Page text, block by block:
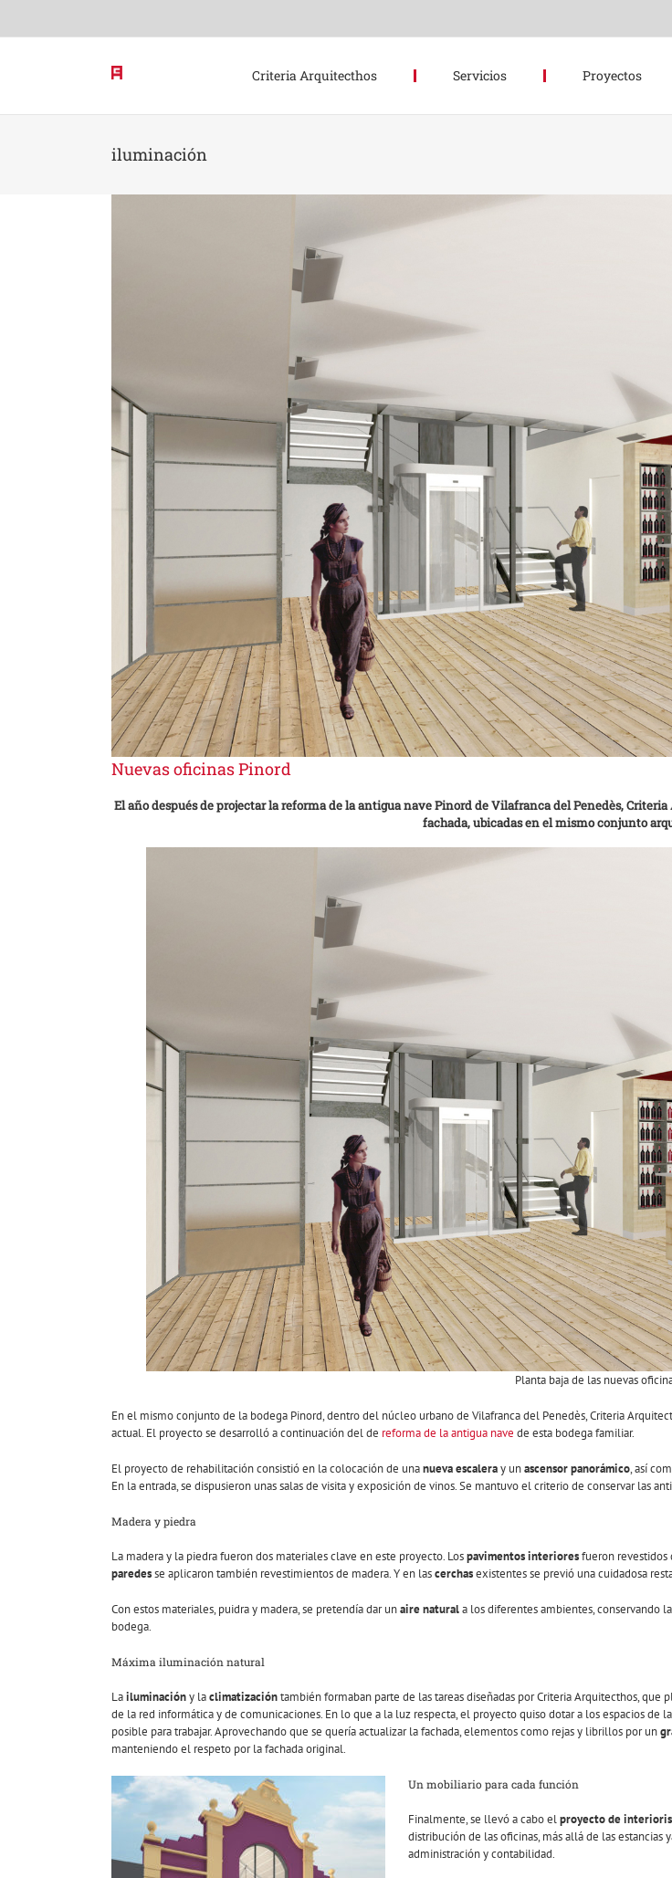
content
Criteria Arquitecthos Servicios Proyectos
iluminación
Nuevas oficinas Pinord
El año después de projectar la reforma de la antigua nave Pinord de Vilafranca del Penedès,
fachada, ubicadas en el mismo conjunto
Planta baja de las nuevas
En el mismo conjunto de la bodega Pinord, dentro del núcleo urbano de Vilafranca del Penedès, Criteria
actual. El proyecto se desarrolló a continuación del de reforma de la antigua nave de esta bodega familiar.
El proyecto de rehabilitación consistió en la colocación de unanueva escaleray unascensor panorámico, así
En la entrada, se dispusieron unas salas de visita y exposición de vinos. Se mantuvo el criterio de conservar las
Madera y piedra
La madera y la piedra fueron dos materiales clave en este proyecto. Lospavimentos interioresfueron revestidos
paredesse aplicaron también revestimientos de madera. Y en lascerchasexistentes se previó una cuidadosa
Con estos materiales, puidra y madera, se pretendía dar unaire naturala los diferentes ambientes, conservando
bodega.
Máxima iluminación natural
Lailuminacióny laclimatizacióntambién formaban parte de las tareas diseñadas por Criteria Arquitecthos, que
de la red informática y de comunicaciones. En lo que a la luz respecta, el proyecto quiso dotar a los espacios de
posible para trabajar. Aprovechando que se quería actualizar la fachada, elementos como rejas y librillos por un
manteniendo el respeto por la fachada original.
Un mobiliario para cada función
Finalmente, se llevó a cabo elproyecto de
distribución de las oficinas, más allá de las
administración y contabilidad.